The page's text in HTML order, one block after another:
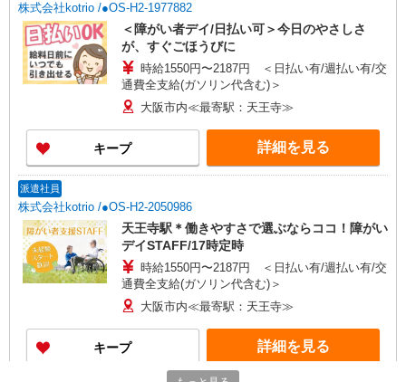
株式会社kotrio /●OS-H2-1977882
＜障がい者デイ/日払い可＞今日のやさしさ
が、すぐごほうびに
時給1550円〜2187円 ＜日払い有/週払い有/交
通費全支給(ガソリン代含む)＞
大阪市内≪最寄駅：天王寺≫
キープ 詳細を見る
派遣社員
株式会社kotrio /●OS-H2-2050986
天王寺駅＊働きやすさで選ぶならココ！障がい
デイSTAFF/17時定時
時給1550円〜2187円 ＜日払い有/週払い有/交
通費全支給(ガソリン代含む)＞
大阪市内≪最寄駅：天王寺≫
キープ 詳細を見る